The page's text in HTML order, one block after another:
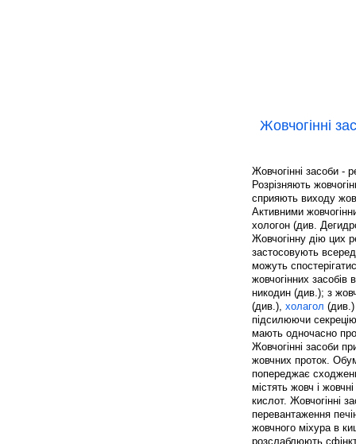
Жовчогінні
Жовчогінні засоби -
Розрізняють
сприяють виходу
Активними
хологон (див.
Жовчогінну дію цих
застосовують
можуть
жовчогінних
никодин (див.); з
(див.), холагол (див.)
підсилюючи
мають одночасно
Жовчогінні засоби
жовчних проток.
попереджає
містять жовч і
кислот. Жовчогінні
перевантаження
жовчного міхура в
розслаблюють